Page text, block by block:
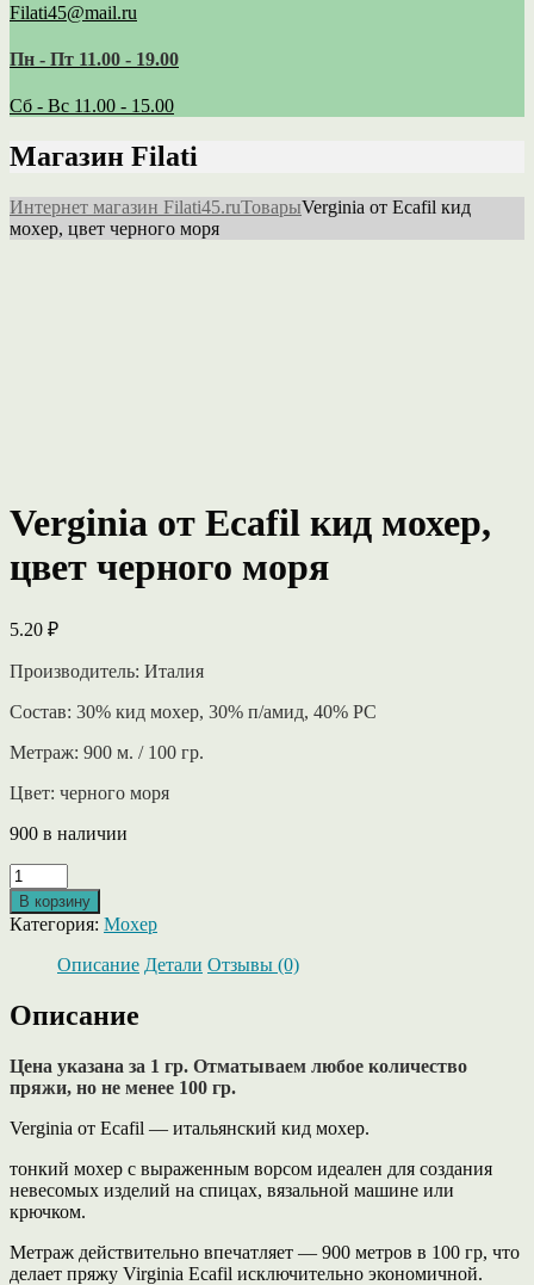
Filati45@mail.ru
Пн - Пт 11.00 - 19.00
Сб - Вс 11.00 - 15.00
Магазин Filati
Интернет магазин Filati45.ruТоварыVerginia от Ecafil кид
мохер, цвет черного моря
Verginia от Ecafil кид мохер,
цвет черного моря
5.20 ₽
Производитель: Италия
Состав: 30% кид мохер, 30% п/амид, 40% РС
Метраж: 900 м. / 100 гр.
Цвет: черного моря
900 в наличии
Количество
товара
Verginia
от
мохер,
цвет
моря
В корзину
Категория: Мохер
Описание Детали Отзывы (0)
Описание
Цена указана за 1 гр. Отматываем любое количество
пряжи, но не менее 100 гр.
Verginia от Ecafil — итальянский кид мохер.
тонкий мохер с выраженным ворсом идеален для создания
невесомых изделий на спицах, вязальной машине или
крючком.
Метраж действительно впечатляет — 900 метров в 100 гр, что
делает пряжу Virginia Ecafil исключительно экономичной.